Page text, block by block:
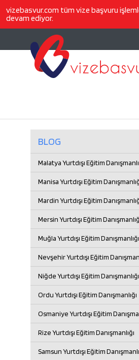
vizebasvur.com tüm vize başvuru
devam ediyor.
BLOG
Malatya Yurtdışı Eğitim
Manisa Yurtdışı Eğitim
Mardin Yurtdışı Eğitim
Mersin Yurtdışı Eğitim
Muğla Yurtdışı Eğitim Danışmanlığı
Nevşehir Yurtdışı Eğitim
Niğde Yurtdışı Eğitim Danışmanlığı
Ordu Yurtdışı Eğitim Danışmanlığı
Osmaniye Yurtdışı Eğitim
Rize Yurtdışı Eğitim Danışmanlığı
Samsun Yurtdışı Eğitim